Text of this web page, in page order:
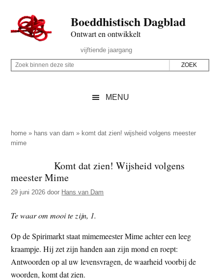
naar
de
inhoud
secondary
naar
de
sidebar
naar
de
Boeddhistisch Dagblad
Ontwart en ontwikkelt
Rechts
vijftiende jaargang
Z
p
d
z
e
i
t
e
Z
i
n
n
d
z
e
s
MENU
home » hans van dam » komt dat zien! wijsheid volgens meester
mime
Komt dat zien! Wijsheid volgens
meester Mime
29 juni 2026 door Hans van Dam
Te waar om mooi te zijn, 1.
Op de Spirimarkt staat mimemeester Mime achter een leeg
kraampje. Hij zet zijn handen aan zijn mond en roept:
Antwoorden op al uw levensvragen, de waarheid voorbij de
woorden, komt dat zien.